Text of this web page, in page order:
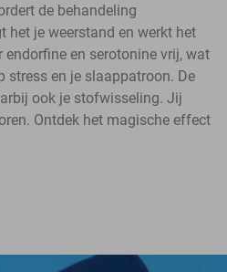
de behandeling
het je weerstand en werkt het
endorfine en serotonine vrij, wat
stress en je slaappatroon. De
ook je stofwisseling. Jij
Ontdek het magische effect